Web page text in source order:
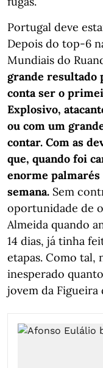
Portugal deve
Depois do top-6
Mundiais do
grande resultado
conta ser o
Explosivo,
ou com um
contar. Com as
que, quando foi
enorme palmarés
semana. Sem
oportunidade de
Almeida quando
14 dias, já tinha
etapas. Como tal,
inesperado
jovem da Figueira